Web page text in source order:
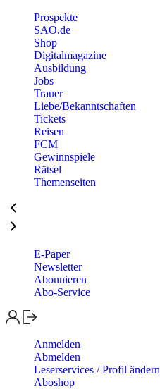
Prospekte
SAO.de
Shop
Digitalmagazine
Ausbildung
Jobs
Trauer
Liebe/Bekanntschaften
Tickets
Reisen
FCM
Gewinnspiele
Rätsel
Themenseiten
E-Paper
Newsletter
Abonnieren
Abo-Service
Anmelden
Abmelden
Leserservices / Profil ändern
Aboshop